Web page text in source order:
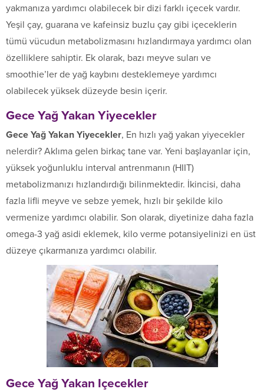
yakmanıza yardımcı olabilecek bir dizi farklı içecek vardır.
Yeşil çay, guarana ve kafeinsiz buzlu çay gibi içeceklerin
tümü vücudun metabolizmasını hızlandırmaya yardımcı olan
özelliklere sahiptir. Ek olarak, bazı meyve suları ve
smoothie’ler de yağ kaybını desteklemeye yardımcı
olabilecek yüksek düzeyde besin içerir.
Gece Yağ Yakan Yiyecekler
Gece Yağ Yakan Yiyecekler, En hızlı yağ yakan yiyecekler
nelerdir? Aklıma gelen birkaç tane var. Yeni başlayanlar için,
yüksek yoğunluklu interval antrenmanın (HIIT)
metabolizmanızı hızlandırdığı bilinmektedir. İkincisi, daha
fazla lifli meyve ve sebze yemek, hızlı bir şekilde kilo
vermenize yardımcı olabilir. Son olarak, diyetinize daha fazla
omega-3 yağ asidi eklemek, kilo verme potansiyelinizi en üst
düzeye çıkarmanıza yardımcı olabilir.
Gece Yağ Yakan Içecekler